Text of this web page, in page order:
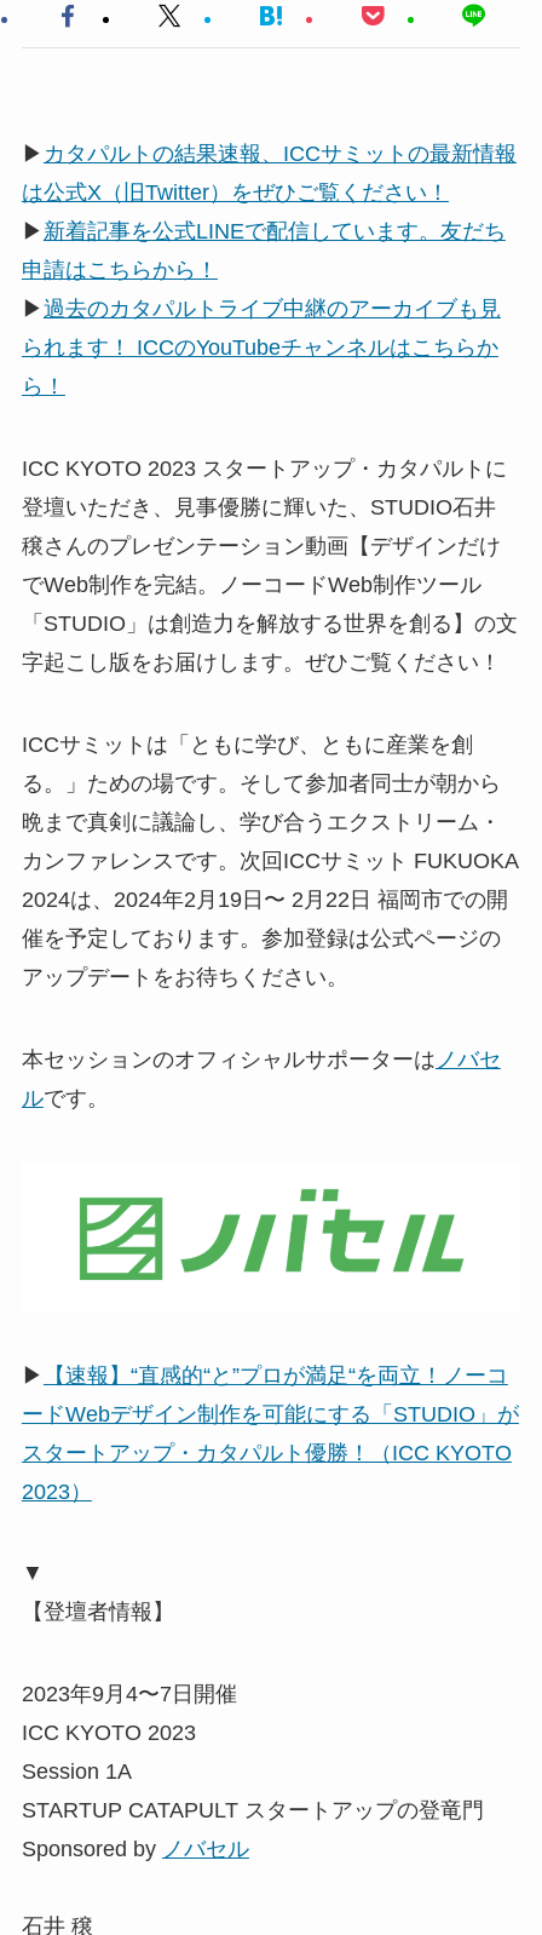
▶ カタパルトの結果速報、ICCサミットの最新情報
は公式X（旧Twitter）をぜひご覧ください！
▶ 新着記事を公式LINEで配信しています。友だち
申請はこちらから！
▶過去のカタパルトライブ中継のアーカイブも見
られます！ ICCのYouTubeチャンネルはこちらか
ら！
ICC KYOTO 2023 スタートアップ・カタパルトに
登壇いただき、見事優勝に輝いた、STUDIO石井
穣さんのプレゼンテーション動画【デザインだけ
でWeb制作を完結。ノーコードWeb制作ツール
「STUDIO」は創造力を解放する世界を創る】の文
字起こし版をお届けします。ぜひご覧ください！
ICCサミットは「ともに学び、ともに産業を創
る。」ための場です。そして参加者同士が朝から
晩まで真剣に議論し、学び合うエクストリーム・
カンファレンスです。次回ICCサミット FUKUOKA
2024は、2024年2月19日〜 2月22日 福岡市での開
催を予定しております。参加登録は公式ページの
アップデートをお待ちください。
本セッションのオフィシャルサポーターは ノバセ
ルです。
▶
【速報】“直感的“と”プロが満足“を両立！ノーコ
ードWebデザイン制作を可能にする「STUDIO」が
スタートアップ・カタパルト優勝！（ICC KYOTO
2023）
▼
【登壇者情報】
2023年9月4〜7日開催
ICC KYOTO 2023
Session 1A
STARTUP CATAPULT スタートアップの登竜門
Sponsored by ノバセル
石井 穣